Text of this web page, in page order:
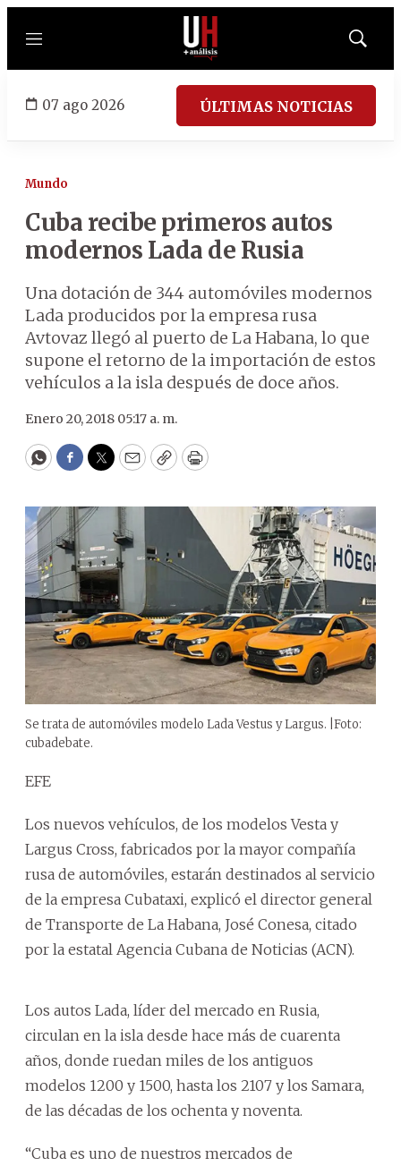
Menú
Mostrar
07 ago 2026 ÚLTIMAS NOTICIAS
Mundo
Cuba recibe primeros autos
modernos Lada de Rusia
Una dotación de 344 automóviles modernos
Lada producidos por la empresa rusa
Avtovaz llegó al puerto de La Habana, lo que
supone el retorno de la importación de estos
vehículos a la isla después de doce años.
Enero 20, 2018 05:17 a. m.
WhatsApp
Facebook
Twitter
EmailCopyPrint
Se trata de automóviles modelo Lada Vestus y Largus. |Foto:
cubadebate.
EFE
Los nuevos vehículos, de los modelos Vesta y
Largus Cross, fabricados por la mayor compañía
rusa de automóviles, estarán destinados al servicio
de la empresa Cubataxi, explicó el director general
de Transporte de La Habana, José Conesa, citado
por la estatal Agencia Cubana de Noticias (ACN).
Los autos Lada, líder del mercado en Rusia,
circulan en la isla desde hace más de cuarenta
años, donde ruedan miles de los antiguos
modelos 1200 y 1500, hasta los 2107 y los Samara,
de las décadas de los ochenta y noventa.
“Cuba es uno de nuestros mercados de